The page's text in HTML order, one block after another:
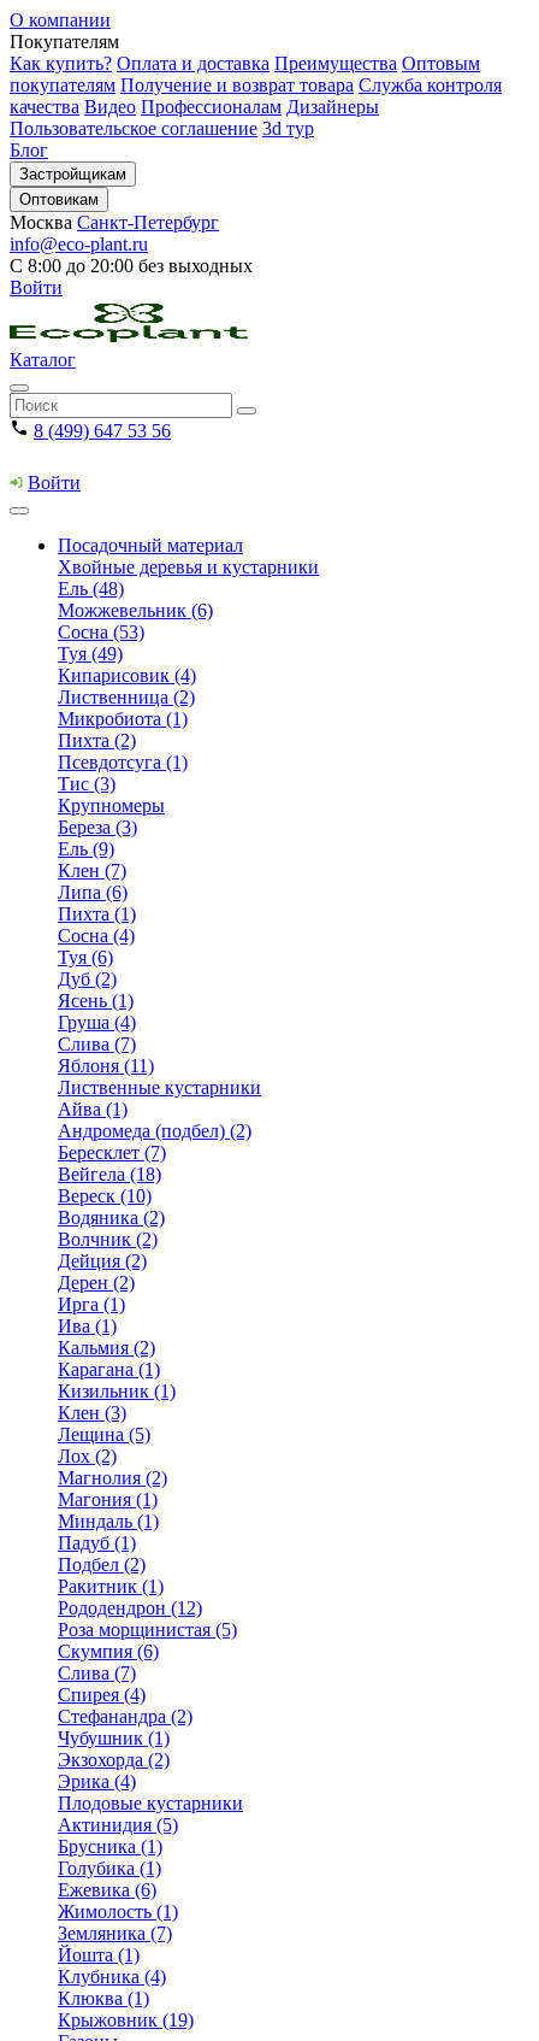
О компании
Покупателям
Как купить? Оплата и доставка Преимущества Оптовым
покупателям Получение и возврат товара Служба контроля
качества Видео Профессионалам Дизайнеры
Пользовательское соглашение 3d тур
Блог
Застройщикам
Оптовикам
Москва Санкт-Петербург
info@eco-plant.ru
С 8:00 до 20:00 без выходных
Войти
Каталог
8 (499) 647 53 56
Войти
Посадочный материал
Хвойные деревья и кустарники
Ель (48)
Можжевельник (6)
Сосна (53)
Туя (49)
Кипарисовик (4)
Лиственница (2)
Микробиота (1)
Пихта (2)
Псевдотсуга (1)
Тис (3)
Крупномеры
Береза (3)
Ель (9)
Клен (7)
Липа (6)
Пихта (1)
Сосна (4)
Туя (6)
Дуб (2)
Ясень (1)
Груша (4)
Слива (7)
Яблоня (11)
Лиственные кустарники
Айва (1)
Андромеда (подбел) (2)
Бересклет (7)
Вейгела (18)
Вереск (10)
Водяника (2)
Волчник (2)
Дейция (2)
Дерен (2)
Ирга (1)
Ива (1)
Кальмия (2)
Карагана (1)
Кизильник (1)
Клен (3)
Лещина (5)
Лох (2)
Магнолия (2)
Магония (1)
Миндаль (1)
Падуб (1)
Подбел (2)
Ракитник (1)
Рододендрон (12)
Роза морщинистая (5)
Скумпия (6)
Слива (7)
Спирея (4)
Стефанандра (2)
Чубушник (1)
Экзохорда (2)
Эрика (4)
Плодовые кустарники
Актинидия (5)
Брусника (1)
Голубика (1)
Ежевика (6)
Жимолость (1)
Земляника (7)
Йошта (1)
Клубника (4)
Клюква (1)
Крыжовник (19)